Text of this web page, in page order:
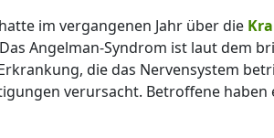
im vergangenen Jahr über die
Angelman-Syndrom ist laut dem
die das Nervensystem
verursacht. Betroffene haben